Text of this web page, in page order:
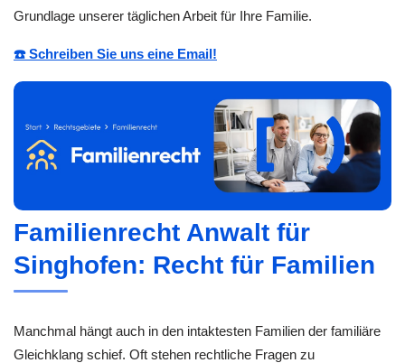
Grundlage unserer täglichen Arbeit für Ihre Familie.
☎️ Schreiben Sie uns eine Email!
Familienrecht Anwalt für
Singhofen: Recht für Familien
Manchmal hängt auch in den intaktesten Familien der familiäre
Gleichklang schief. Oft stehen rechtliche Fragen zu